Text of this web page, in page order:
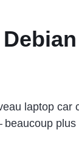
laptop
plus